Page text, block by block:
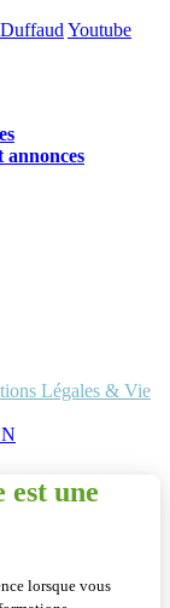
Youtube
annonces
Légales & Vie
est une
lorsque vous